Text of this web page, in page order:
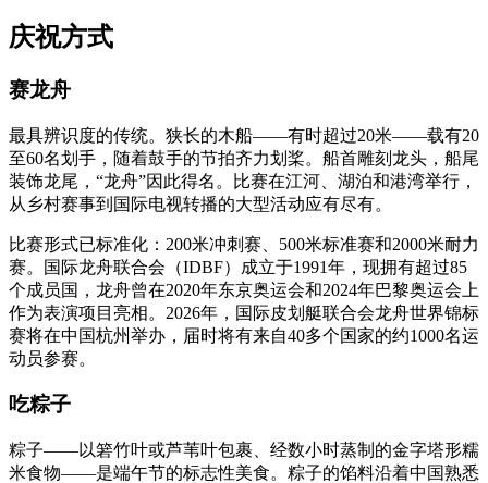
庆祝方式
赛龙舟
最具辨识度的传统。狭长的木船——有时超过20米——载有20
至60名划手，随着鼓手的节拍齐力划桨。船首雕刻龙头，船尾
装饰龙尾，“龙舟”因此得名。比赛在江河、湖泊和港湾举行，
从乡村赛事到国际电视转播的大型活动应有尽有。
比赛形式已标准化：200米冲刺赛、500米标准赛和2000米耐力
赛。国际龙舟联合会（IDBF）成立于1991年，现拥有超过85
个成员国，龙舟曾在2020年东京奥运会和2024年巴黎奥运会上
作为表演项目亮相。2026年，国际皮划艇联合会龙舟世界锦标
赛将在中国杭州举办，届时将有来自40多个国家的约1000名运
动员参赛。
吃粽子
粽子——以箬竹叶或芦苇叶包裹、经数小时蒸制的金字塔形糯
米食物——是端午节的标志性美食。粽子的馅料沿着中国熟悉